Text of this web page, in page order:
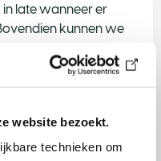
website bezoekt.
technieken om
late wanneer er
kunnen we
is de methode
kunnen patiënten een
Daarna is de
maken voor andere